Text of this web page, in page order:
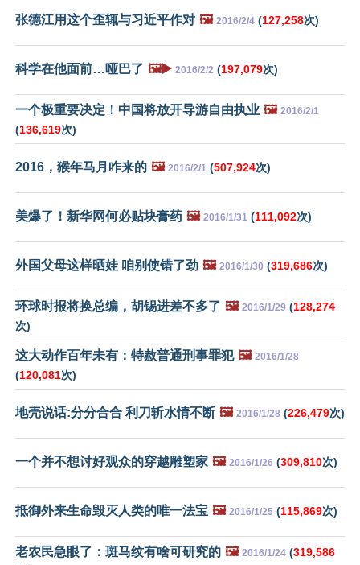
张德江用这个歪辄与习近平作对 🖼️ 2016/2/4 (127,258次)
科学在他面前…哑巴了 🖼️▶️ 2016/2/2 (197,079次)
一个极重要决定！中国将放开导游自由执业 🖼️ 2016/2/1
(136,619次)
2016，猴年马月咋来的 🖼️ 2016/2/1 (507,924次)
美爆了！新华网何必贴块膏药 🖼️ 2016/1/31 (111,092次)
外国父母这样晒娃 咱别使错了劲 🖼️ 2016/1/30 (319,686次)
环球时报将换总编，胡锡进差不多了 🖼️ 2016/1/29 (128,274
次)
这大动作百年未有：特赦普通刑事罪犯 🖼️ 2016/1/28
(120,081次)
地壳说话:分分合合 利刀斩水情不断 🖼️ 2016/1/28 (226,479次)
一个并不想讨好观众的穿越雕塑家 🖼️ 2016/1/26 (309,810次)
抵御外来生命毁灭人类的唯一法宝 🖼️ 2016/1/25 (115,869次)
老农民急眼了：斑马纹有啥可研究的 🖼️ 2016/1/24 (319,586